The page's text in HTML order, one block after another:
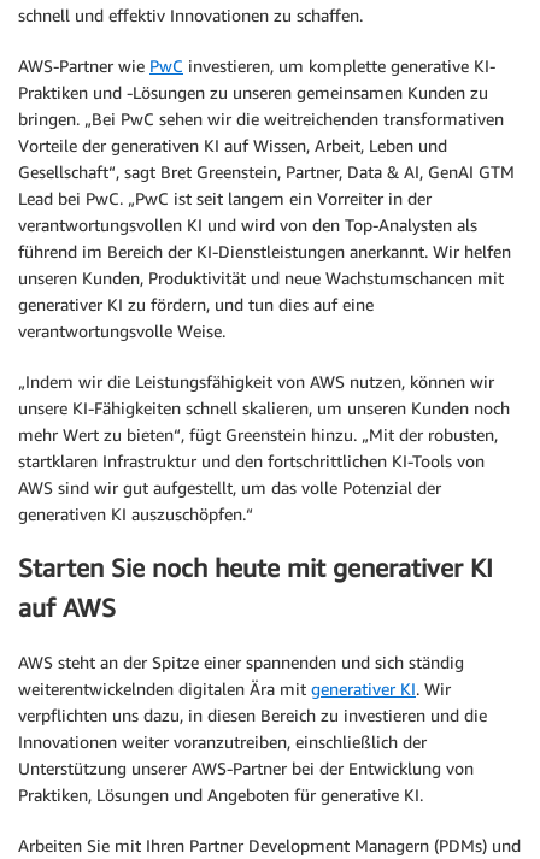
schnell und effektiv Innovationen zu schaffen.
AWS-Partner wie PwC investieren, um komplette generative KI-
Praktiken und -Lösungen zu unseren gemeinsamen Kunden zu
bringen. „Bei PwC sehen wir die weitreichenden transformativen
Vorteile der generativen KI auf Wissen, Arbeit, Leben und
Gesellschaft“, sagt Bret Greenstein, Partner, Data & AI, GenAI GTM
Lead bei PwC. „PwC ist seit langem ein Vorreiter in der
verantwortungsvollen KI und wird von den Top-Analysten als
führend im Bereich der KI-Dienstleistungen anerkannt. Wir helfen
unseren Kunden, Produktivität und neue Wachstumschancen mit
generativer KI zu fördern, und tun dies auf eine
verantwortungsvolle Weise.
„Indem wir die Leistungsfähigkeit von AWS nutzen, können wir
unsere KI-Fähigkeiten schnell skalieren, um unseren Kunden noch
mehr Wert zu bieten“, fügt Greenstein hinzu. „Mit der robusten,
startklaren Infrastruktur und den fortschrittlichen KI-Tools von
AWS sind wir gut aufgestellt, um das volle Potenzial der
generativen KI auszuschöpfen.“
Starten Sie noch heute mit generativer KI
auf AWS
AWS steht an der Spitze einer spannenden und sich ständig
weiterentwickelnden digitalen Ära mit generativer KI. Wir
verpflichten uns dazu, in diesen Bereich zu investieren und die
Innovationen weiter voranzutreiben, einschließlich der
Unterstützung unserer AWS-Partner bei der Entwicklung von
Praktiken, Lösungen und Angeboten für generative KI.
Arbeiten Sie mit Ihren Partner Development Managern (PDMs) und